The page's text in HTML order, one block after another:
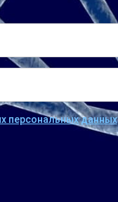
персональных данных